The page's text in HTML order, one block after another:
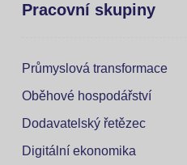
Pracovní skupiny
Průmyslová transformace
Oběhové hospodářství
Dodavatelský řetězec
Digitální ekonomika